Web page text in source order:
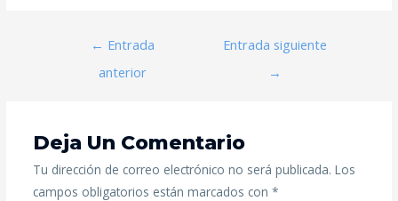
← Entrada
anterior
Entrada siguiente
→
Deja Un Comentario
Tu dirección de correo electrónico no será publicada. Los
campos obligatorios están marcados con *